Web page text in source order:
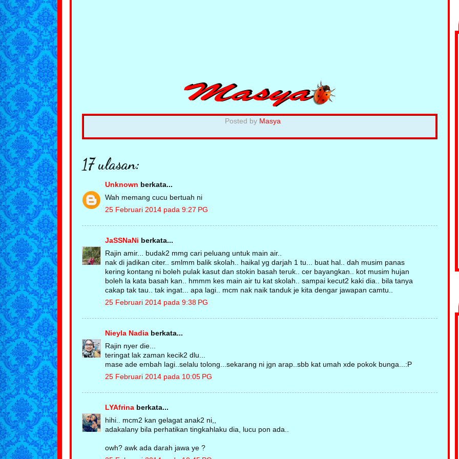
Posted by Masya
17 ulasan:
Unknown berkata...
Wah memang cucu bertuah ni
25 Februari 2014 pada 9:27 PG
JaSSNaNi berkata...
Rajin amir... budak2 mmg cari peluang untuk main air..
nak di jadikan citer.. smlmm balik skolah.. haikal yg darjah 1 tu... buat hal.. dah musim panas
kering kontang ni boleh pulak kasut dan stokin basah teruk.. cer bayangkan.. kot musim hujan
boleh la kata basah kan.. hmmm kes main air tu kat skolah.. sampai kecut2 kaki dia.. bila tanya
cakap tak tau.. tak ingat... apa lagi.. mcm nak naik tanduk je kita dengar jawapan camtu..
25 Februari 2014 pada 9:38 PG
Nieyla Nadia berkata...
Rajin nyer die...
teringat lak zaman kecik2 dlu...
mase ade embah lagi..selalu tolong...sekarang ni jgn arap..sbb kat umah xde pokok bunga...:P
25 Februari 2014 pada 10:05 PG
LYAfrina berkata...
hihi.. mcm2 kan gelagat anak2 ni,,
adakalany bila perhatikan tingkahlaku dia, lucu pon ada..
owh? awk ada darah jawa ye ?